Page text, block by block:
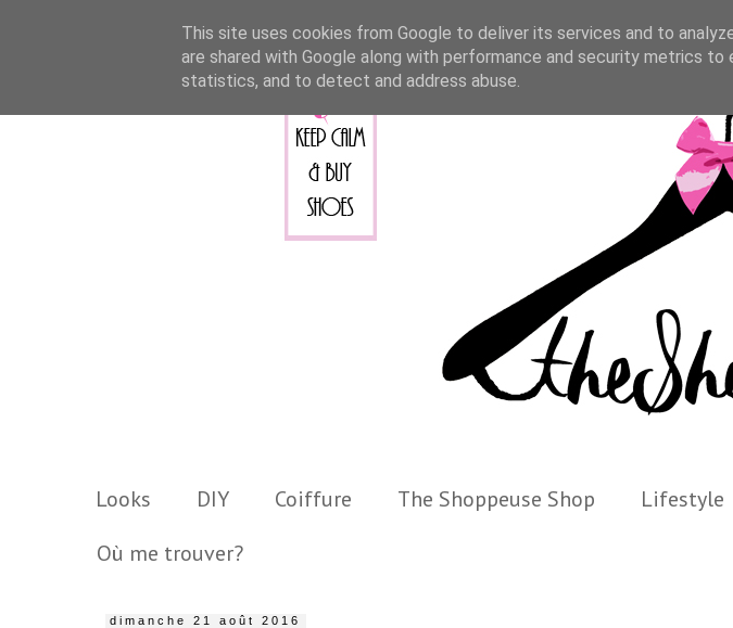
Looks DIY Coiffure The Shoppeuse Shop Lifestyle
Où me trouver?
dimanche 21 août 2016
This site uses cookies from Google to deliver its services and to
are shared with Google along with performance and security metrics to
statistics, and to detect and address abuse.